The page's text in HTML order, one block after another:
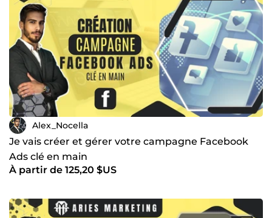
Alex_Nocella
Je vais créer et gérer votre campagne Facebook
Ads clé en main
À partir de 125,20 $US